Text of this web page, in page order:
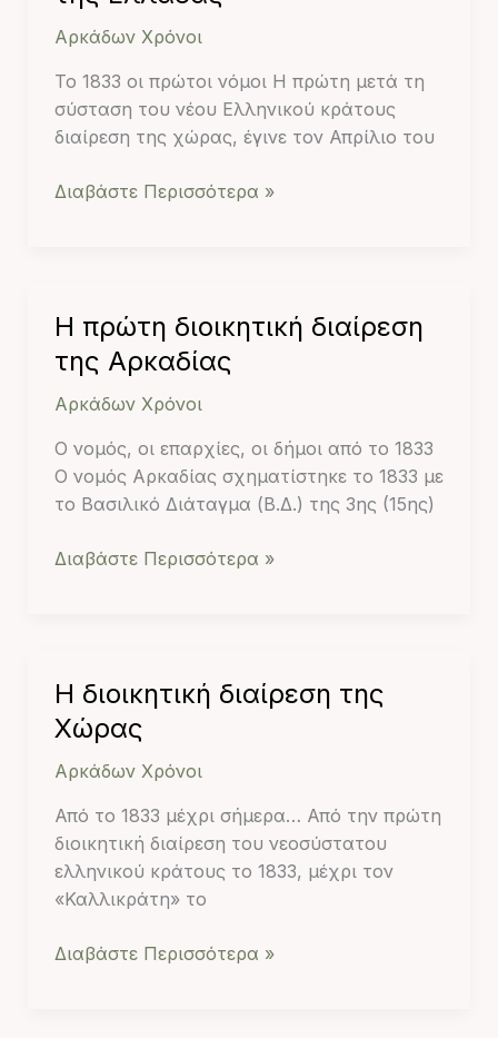
Αρκάδων Χρόνοι
Το 1833 οι πρώτοι νόμοι Η πρώτη μετά τη
σύσταση του νέου Ελληνικού κράτους
διαίρεση της χώρας, έγινε τον Απρίλιο του
διοικητική
διαίρεση
Ελλάδας
Διαβάστε Περισσότερα »
Η πρώτη διοικητική διαίρεση
της Αρκαδίας
Αρκάδων Χρόνοι
Ο νομός, οι επαρχίες, οι δήμοι από το 1833
Ο νομός Αρκαδίας σχηματίστηκε το 1833 με
το Βασιλικό Διάταγμα (Β.Δ.) της 3ης (15ης)
Η
πρώτη
διοικητική
διαίρεση
Αρκαδίας
Διαβάστε Περισσότερα »
Η διοικητική διαίρεση της
Χώρας
Αρκάδων Χρόνοι
Από το 1833 μέχρι σήμερα… Από την πρώτη
διοικητική διαίρεση του νεοσύστατου
ελληνικού κράτους το 1833, μέχρι τον
«Καλλικράτη» το
Η
διοικητική
διαίρεση
της
Διαβάστε Περισσότερα »